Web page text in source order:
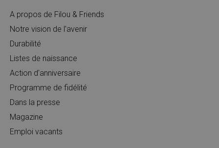
A propos de Filou & Friends
Notre vision de l'avenir
Durabilité
Listes de naissance
Action d'anniversaire
Programme de fidélité
Dans la presse
Magazine
Emploi vacants